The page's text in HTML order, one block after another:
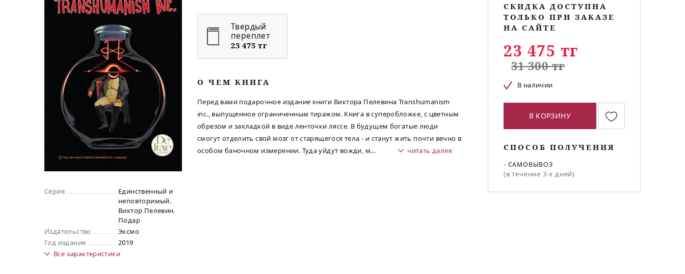
Серия
Единственный и
неповторимый.
Виктор Пелевин.
Подар
Издательство
Эксмо
Год издания
2019
Все характеристики
Твердый
переплет
23 475 тг
O ЧЕМ КНИГА
Перед вами подарочное издание книги Виктора Пелевина Transhumanism
inc., выпущенное ограниченным тиражом. Книга в суперобложке, с цветным
обрезом и закладкой в виде ленточки ляссе. В будущем богатые люди
смогут отделить свой мозг от старящегося тела - и станут жить почти вечно в
особом баночном измерении. Туда уйдут вожди, м... читать далее
СКИДКА ДОСТУПНА
ТОЛЬКО ПРИ ЗАКАЗЕ
НА САЙТЕ
23 475 тг
31 300 тг
В наличии
В КОРЗИНУ
СПОСОБ ПОЛУЧЕНИЯ
- САМОВЫВОЗ
(в течение 3-х дней)